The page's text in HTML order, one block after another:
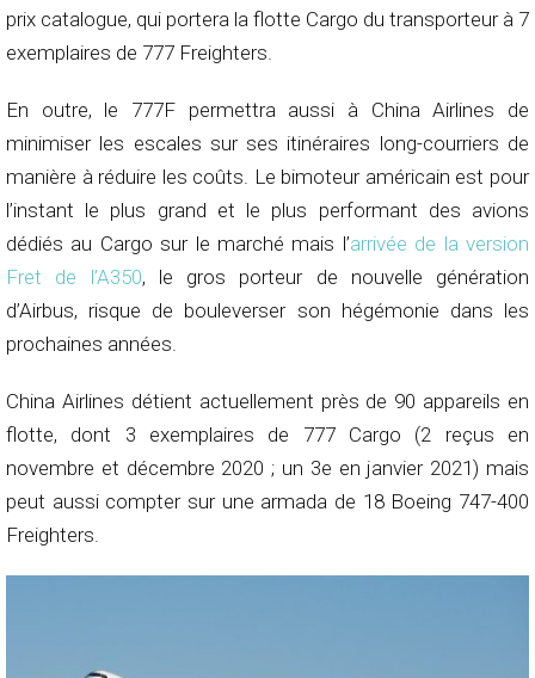
prix catalogue, qui portera la flotte Cargo du transporteur à 7
exemplaires de 777 Freighters.
En outre, le 777F permettra aussi à China Airlines de
minimiser les escales sur ses itinéraires long-courriers de
manière à réduire les coûts. Le bimoteur américain est pour
l’instant le plus grand et le plus performant des avions
dédiés au Cargo sur le marché mais l’arrivée de la version
Fret de l’A350, le gros porteur de nouvelle génération
d’Airbus, risque de bouleverser son hégémonie dans les
prochaines années.
China Airlines détient actuellement près de 90 appareils en
flotte, dont 3 exemplaires de 777 Cargo (2 reçus en
novembre et décembre 2020 ; un 3e en janvier 2021) mais
peut aussi compter sur une armada de 18 Boeing 747-400
Freighters.